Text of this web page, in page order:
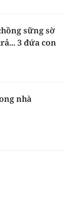
sững sờ
3 đứa con
nhà